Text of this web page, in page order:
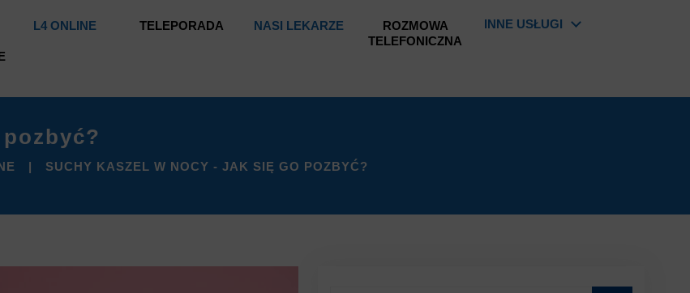
L4 ONLINE TELEPORADA NASI LEKARZE
ROZMOWA
TELEFONICZNA
INNE USŁUGI
SUCHY KASZEL W NOCY - JAK SIĘ GO POZBYĆ?